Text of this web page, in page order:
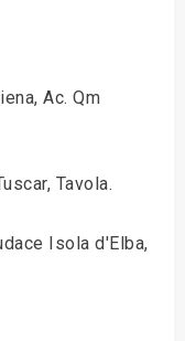
Ac. Qm
Tavola.
Isola d'Elba,